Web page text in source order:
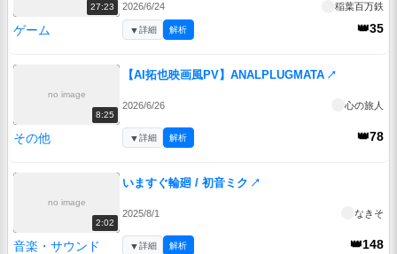
27:23 2026/6/24 稲葉百万鉄
ゲーム 👑35
▼詳細 解析
no image
8:25
【AI拓也映画風PV】ANALPLUGMATA ↗
2026/6/26 心の旅人
その他 👑78
▼詳細 解析
no image
2:02
いますぐ輪廻 / 初音ミク ↗
2025/8/1 なきそ
音楽・サウンド 👑148
▼詳細 解析